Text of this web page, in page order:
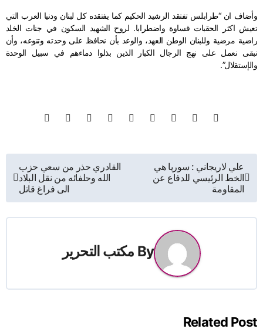
وأضاف ان “طرابلس تفتقد الرشيد الحكيم كما يفتقده كل لبنان ودنيا العرب التي
تعيش اكثر الحقبات قساوة واضطرابا. لروح الشهيد السكون في جنات الخلد
راضية مرضية وللبنان الوطن العهد، والوعد بأن نحافظ على وحدته وتنوعه، وأن
نبقى نعمل على نهج الرجال الكبار الذين بذلوا دماءهم في سبيل الوحدة
والإستقلال”.
تصفّح
المقالات
علي لاريجاني : سوريا هي
الخط الرئيسي للدفاع عن
المقاومة
القادري حذر من سعي حزب
الله وحلفائه من نقل البلاد
الى فراغ قاتل
By مكتب التحرير
Related Post